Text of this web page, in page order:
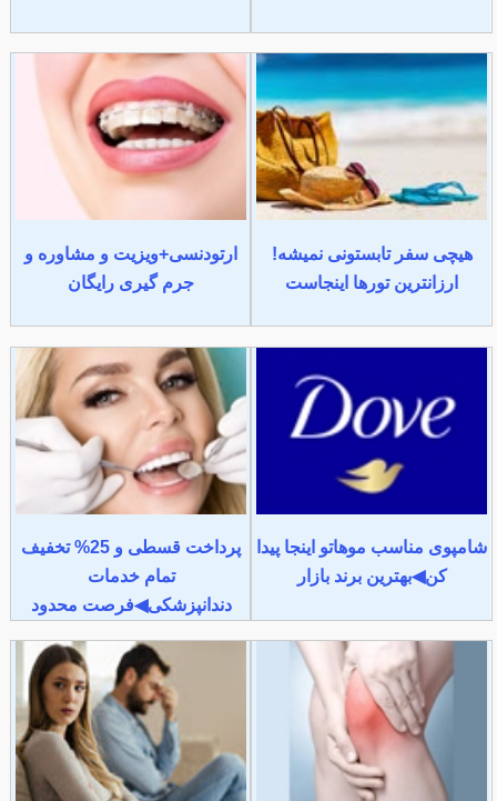
هیچی سفر تابستونی نمیشه!
ارزانترین تورها اینجاست
ارتودنسی+ویزیت و مشاوره و
جرم گیری رایگان
شامپوی مناسب موهاتو اینجا پیدا
کن◀بهترین برند بازار
پرداخت قسطی و 25% تخفیف
تمام خدمات
دندانپزشکی◀فرصت محدود